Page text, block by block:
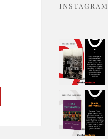
INSTAGRAM